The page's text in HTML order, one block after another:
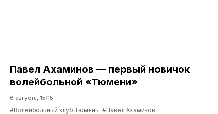
Павел Ахаминов — первый новичок
волейбольной «Тюмени»
6 августа, 15:15
#Волейбольный клуб Тюмень #Павел Ахаминов